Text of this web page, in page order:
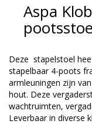
Aspa
Deze stapelstoel
stapelbaar 4-poots
armleuningen zijn
hout. Deze
wachtruimten,
Leverbaar in diverse